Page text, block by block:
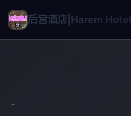
后宫酒店|Harem Hotel